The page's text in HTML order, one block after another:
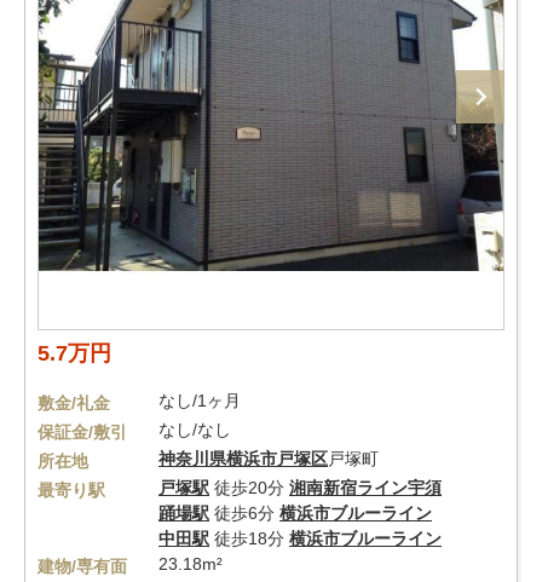
5.7万円
敷金/礼金
なし/1ヶ月
保証金/敷引
なし/なし
所在地
神奈川県横浜市戸塚区戸塚町
最寄り駅
戸塚駅 徒歩20分 湘南新宿ライン宇須
踊場駅 徒歩6分 横浜市ブルーライン
中田駅 徒歩18分 横浜市ブルーライン
建物/専有面
23.18m²